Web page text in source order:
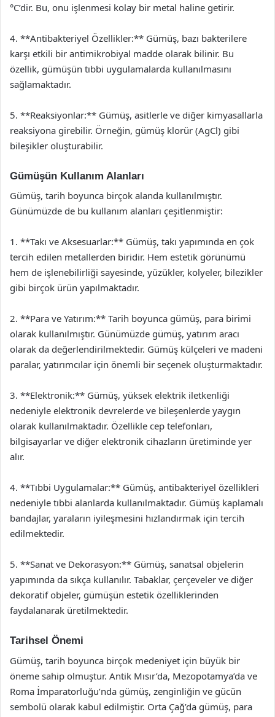
°C’dir. Bu, onu işlenmesi kolay bir metal haline getirir.
4. **Antibakteriyel Özellikler:** Gümüş, bazı bakterilere
karşı etkili bir antimikrobiyal madde olarak bilinir. Bu
özellik, gümüşün tıbbi uygulamalarda kullanılmasını
sağlamaktadır.
5. **Reaksiyonlar:** Gümüş, asitlerle ve diğer kimyasallarla
reaksiyona girebilir. Örneğin, gümüş klorür (AgCl) gibi
bileşikler oluşturabilir.
Gümüşün Kullanım Alanları
Gümüş, tarih boyunca birçok alanda kullanılmıştır.
Günümüzde de bu kullanım alanları çeşitlenmiştir:
1. **Takı ve Aksesuarlar:** Gümüş, takı yapımında en çok
tercih edilen metallerden biridir. Hem estetik görünümü
hem de işlenebilirliği sayesinde, yüzükler, kolyeler, bilezikler
gibi birçok ürün yapılmaktadır.
2. **Para ve Yatırım:** Tarih boyunca gümüş, para birimi
olarak kullanılmıştır. Günümüzde gümüş, yatırım aracı
olarak da değerlendirilmektedir. Gümüş külçeleri ve madeni
paralar, yatırımcılar için önemli bir seçenek oluşturmaktadır.
3. **Elektronik:** Gümüş, yüksek elektrik iletkenliği
nedeniyle elektronik devrelerde ve bileşenlerde yaygın
olarak kullanılmaktadır. Özellikle cep telefonları,
bilgisayarlar ve diğer elektronik cihazların üretiminde yer
alır.
4. **Tıbbi Uygulamalar:** Gümüş, antibakteriyel özellikleri
nedeniyle tıbbi alanlarda kullanılmaktadır. Gümüş kaplamalı
bandajlar, yaraların iyileşmesini hızlandırmak için tercih
edilmektedir.
5. **Sanat ve Dekorasyon:** Gümüş, sanatsal objelerin
yapımında da sıkça kullanılır. Tabaklar, çerçeveler ve diğer
dekoratif objeler, gümüşün estetik özelliklerinden
faydalanarak üretilmektedir.
Tarihsel Önemi
Gümüş, tarih boyunca birçok medeniyet için büyük bir
öneme sahip olmuştur. Antik Mısır’da, Mezopotamya’da ve
Roma İmparatorluğu’nda gümüş, zenginliğin ve gücün
sembolü olarak kabul edilmiştir. Orta Çağ’da gümüş, para